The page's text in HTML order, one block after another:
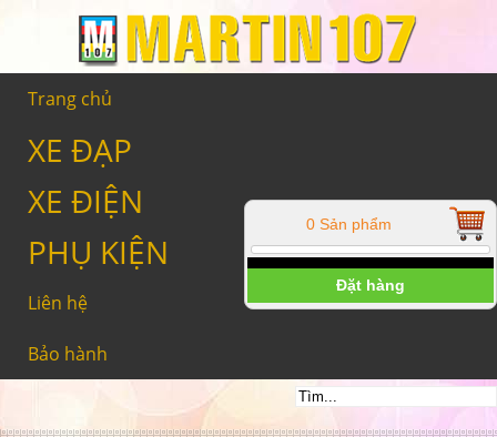
0 Sản phẩm
Đặt hàng
Trang chủ
XE ĐẠP
XE ĐIỆN
PHỤ KIỆN
Liên hệ
Bảo hành